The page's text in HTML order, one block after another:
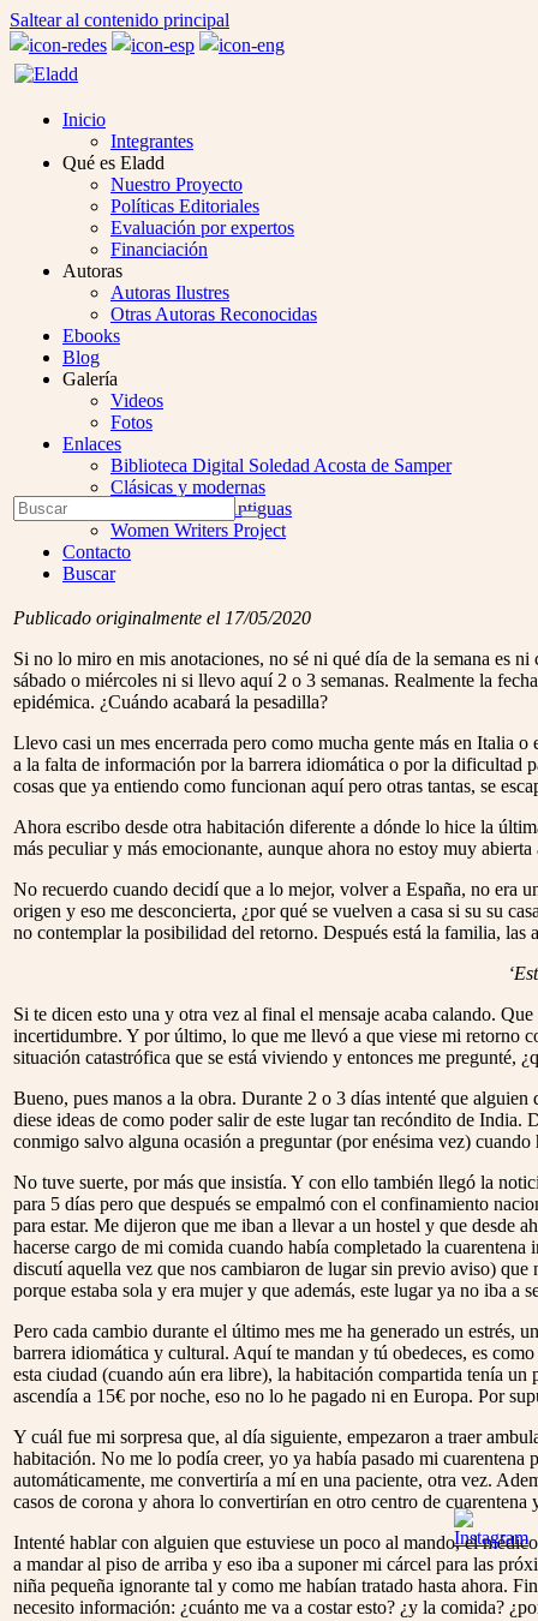
Saltear al contenido principal
Inicio
Integrantes
Qué es Eladd
Nuestro Proyecto
Políticas Editoriales
Evaluación por expertos
Financiación
Autoras
Autoras Ilustres
Otras Autoras Reconocidas
Ebooks
Blog
Galería
Videos
Fotos
Enlaces
Biblioteca Digital Soledad Acosta de Samper
Clásicas y modernas
Colección Las Antiguas
Women Writers Project
Contacto
Buscar
Open
Mobile
Menu
Buscar
Enviar
Publicado originalmente el 17/05/2020
Si no lo miro en mis anotaciones, no sé ni qué día de la semana es
sábado o miércoles ni si llevo aquí 2 o 3 semanas. Realmente la
epidémica. ¿Cuándo acabará la pesadilla?
Llevo casi un mes encerrada pero como mucha gente más en Italia
a la falta de información por la barrera idiomática o por la dificultad
cosas que ya entiendo como funcionan aquí pero otras tantas, se
Ahora escribo desde otra habitación diferente a dónde lo hice la
más peculiar y más emocionante, aunque ahora no estoy muy
No recuerdo cuando decidí que a lo mejor, volver a España, no era
origen y eso me desconcierta, ¿por qué se vuelven a casa si su su
no contemplar la posibilidad del retorno. Después está la familia, las
Si te dicen esto una y otra vez al final el mensaje acaba calando.
incertidumbre. Y por último, lo que me llevó a que viese mi retorno
situación catastrófica que se está viviendo y entonces me pregunté,
Bueno, pues manos a la obra. Durante 2 o 3 días intenté que
diese ideas de como poder salir de este lugar tan recóndito de
conmigo salvo alguna ocasión a preguntar (por enésima vez)
No tuve suerte, por más que insistía. Y con ello también llegó la
para 5 días pero que después se empalmó con el confinamiento
para estar. Me dijeron que me iban a llevar a un hostel y que desde
hacerse cargo de mi comida cuando había completado la
discutí aquella vez que nos cambiaron de lugar sin previo aviso)
porque estaba sola y era mujer y que además, este lugar ya no iba a
Pero cada cambio durante el último mes me ha generado un
barrera idiomática y cultural. Aquí te mandan y tú obedeces, es
esta ciudad (cuando aún era libre), la habitación compartida tenía
ascendía a 15€ por noche, eso no lo he pagado ni en Europa. Por
Y cuál fue mi sorpresa que, al día siguiente, empezaron a traer
habitación. No me lo podía creer, yo ya había pasado mi cuarentena
automáticamente, me convertiría a mí en una paciente, otra vez.
casos de corona y ahora lo convertirían en otro centro de
Intenté hablar con alguien que estuviese un poco al mando, el
a mandar al piso de arriba y eso iba a suponer mi cárcel para las
niña pequeña ignorante tal y como me habían tratado hasta ahora.
necesito información: ¿cuánto me va a costar esto? ¿y la comida?